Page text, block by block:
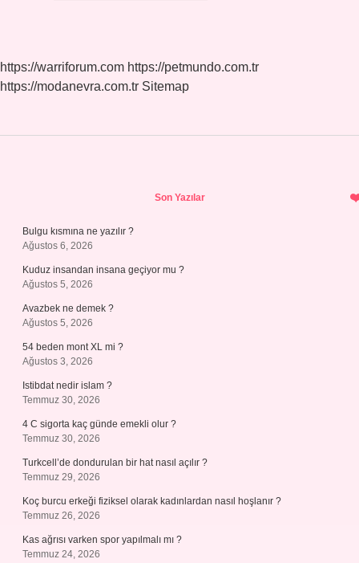
https://warriforum.com https://petmundo.com.tr
https://modanevra.com.tr Sitemap
Son Yazılar
Bulgu kısmına ne yazılır ?
Ağustos 6, 2026
Kuduz insandan insana geçiyor mu ?
Ağustos 5, 2026
Avazbek ne demek ?
Ağustos 5, 2026
54 beden mont XL mi ?
Ağustos 3, 2026
Istibdat nedir islam ?
Temmuz 30, 2026
4 C sigorta kaç günde emekli olur ?
Temmuz 30, 2026
Turkcell’de dondurulan bir hat nasıl açılır ?
Temmuz 29, 2026
Koç burcu erkeği fiziksel olarak kadınlardan nasıl hoşlanır ?
Temmuz 26, 2026
Kas ağrısı varken spor yapılmalı mı ?
Temmuz 24, 2026